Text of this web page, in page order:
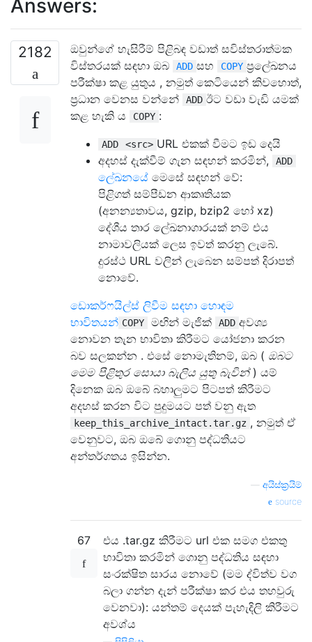
Answers:
2182
ඔවුන්ගේ හැසිරීම් පිළිබඳ වඩාත් සවිස්තරාත්මක
විස්තරයක් සඳහා ඔබ
ADD සහ COPY ප්‍රලේඛනය
පරීක්ෂා කළ යුතුය , නමුත් කෙටියෙන් කිවහොත්,
ප්‍රධාන වෙනස වන්නේ
ADD ඊට වඩා වැඩි යමක්
කළ හැකි ය
COPY :
ADD <src> URL එකක් වීමට ඉඩ දෙයි
අදහස් දැක්වීම් ගැන සඳහන් කරමින්,
ADD
ලේඛනයේ මෙසේ සඳහන් වේ:
පිළිගත් සම්පීඩන ආකෘතියක
(අනන්‍යතාවය, gzip, bzip2 හෝ xz)
දේශීය තාර ලේඛනාගාරයක් නම් එය
නාමාවලියක් ලෙස ඉවත් කරනු ලැබේ.
දුරස්ථ URL වලින් ලැබෙන සම්පත් දිරාපත්
නොවේ.
ඩොකර්ෆයිල්ස් ලිවීම සඳහා හොඳම
භාවිතයන් COPY මඟින් මැජික් ADD අවශ්‍ය
නොවන තැන භාවිතා කිරීමට යෝජනා කරන
බව සලකන්න . එසේ නොමැතිනම්, ඔබ ( ඔබට
මෙම පිළිතුර සොයා බැලිය යුතු බැවින්) යම්
දිනෙක ඔබ ඔබේ බහාලුමට පිටපත් කිරීමට
අදහස් කරන විට පුදුමයට පත් වනු ඇත
keep_this_archive_intact.tar.gz , නමුත් ඒ
වෙනුවට, ඔබ ඔබේ ගොනු පද්ධතියට
අන්තර්ගතය ඉසින්න.
අයිස්ක්‍රයිම්
source
67
එය .tar.gz කිරීමට url එක සමග එකතු
භාවිතා කරමින් ගොනු පද්ධතිය සඳහා
සංරක්ෂිත සාරය නොවේ (මම ද්විත්ව වග
බලා ගන්න දැන් පරීක්ෂා කර එය තහවුරු
වෙනවා): යන්තම් දෙයක් පැහැදිලි කිරීමට
අවශ්ය